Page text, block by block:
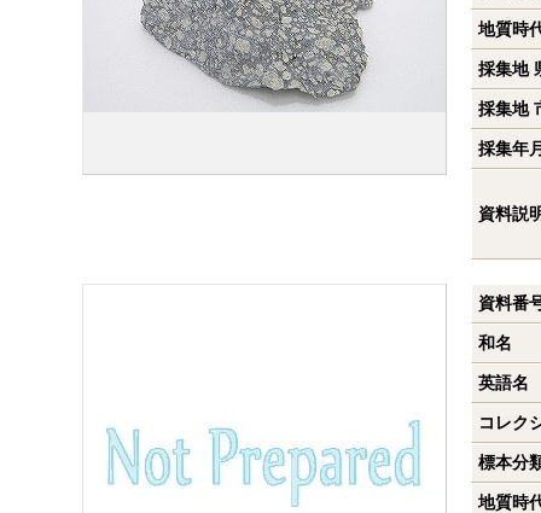
地質時
採集地
採集地
採集年
資料説
資料番
和名
英語名
コレク
標本分
地質時